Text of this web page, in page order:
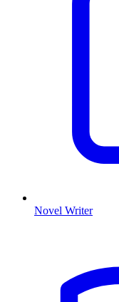
Novel Writer